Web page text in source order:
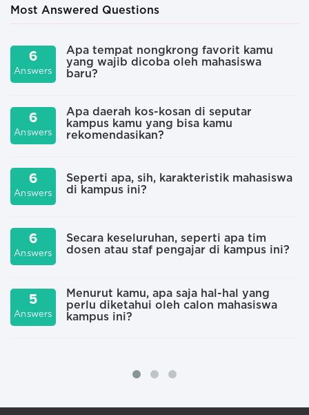
Most Answered Questions
6
Answers
Apa tempat nongkrong favorit kamu
yang wajib dicoba oleh mahasiswa
baru?
6
Answers
Apa daerah kos-kosan di seputar
kampus kamu yang bisa kamu
rekomendasikan?
6
Answers
Seperti apa, sih, karakteristik mahasiswa
di kampus ini?
6
Answers
Secara keseluruhan, seperti apa tim
dosen atau staf pengajar di kampus ini?
5
Answers
Menurut kamu, apa saja hal-hal yang
perlu diketahui oleh calon mahasiswa
kampus ini?